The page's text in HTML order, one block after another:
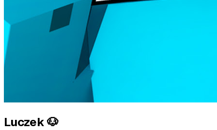
Luczek 🐶